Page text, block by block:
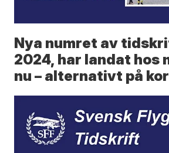
Nya numret av
2024, har landat hos
nu – alternativt på